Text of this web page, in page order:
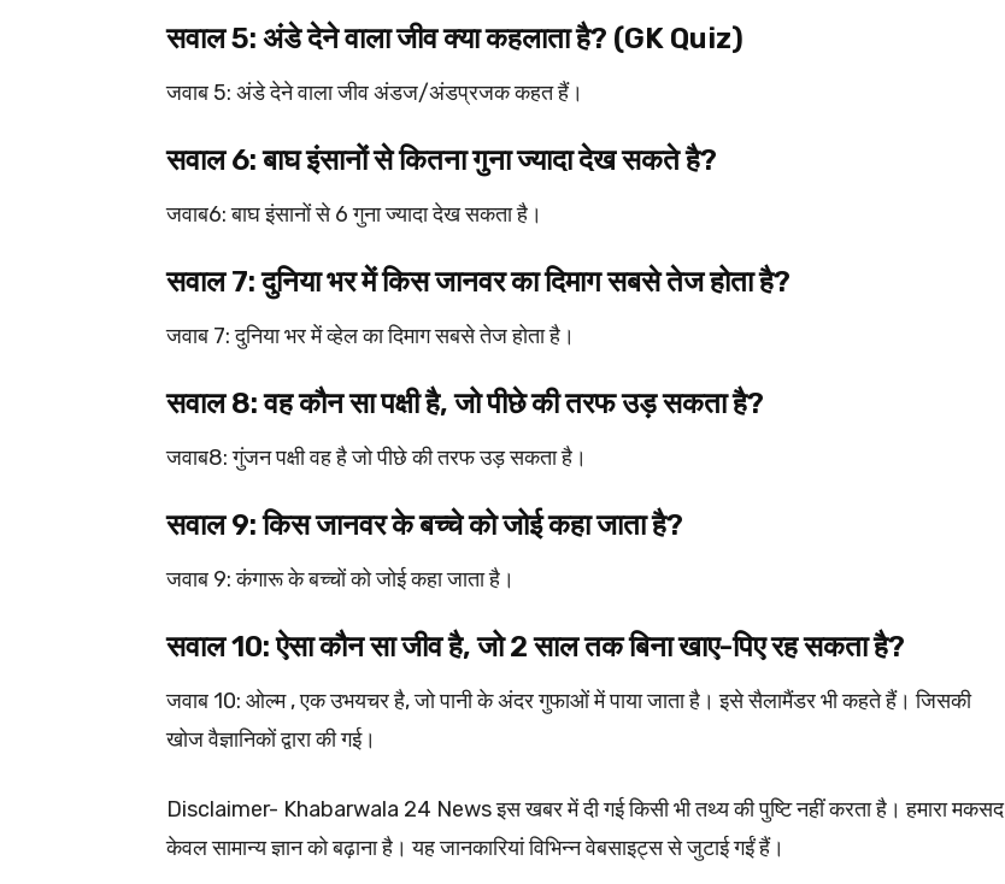
सवाल 5: अंडे देने वाला जीव क्या कहलाता है? (GK Quiz)
जवाब 5: अंडे देने वाला जीव अंडज/अंडप्रजक कहत हैं।
सवाल 6: बाघ इंसानों से कितना गुना ज्यादा देख सकते है?
जवाब6: बाघ इंसानों से 6 गुना ज्यादा देख सकता है।
सवाल 7: दुनिया भर में किस जानवर का दिमाग सबसे तेज होता है?
जवाब 7: दुनिया भर में व्हेल का दिमाग सबसे तेज होता है।
सवाल 8: वह कौन सा पक्षी है, जो पीछे की तरफ उड़ सकता है?
जवाब8: गुंजन पक्षी वह है जो पीछे की तरफ उड़ सकता है।
सवाल 9: किस जानवर के बच्चे को जोई कहा जाता है?
जवाब 9: कंगारू के बच्चों को जोई कहा जाता है।
सवाल 10: ऐसा कौन सा जीव है, जो 2 साल तक बिना खाए-पिए रह सकता है?
जवाब 10: ओल्म , एक उभयचर है, जो पानी के अंदर गुफाओं में पाया जाता है। इसे सैलामैंडर भी कहते हैं। जिसकी
खोज वैज्ञानिकों द्वारा की गई।
Disclaimer- Khabarwala 24 News इस खबर में दी गई किसी भी तथ्य की पुष्टि नहीं करता है। हमारा मकसद
केवल सामान्य ज्ञान को बढ़ाना है। यह जानकारियां विभिन्न वेबसाइट्स से जुटाई गईं हैं।